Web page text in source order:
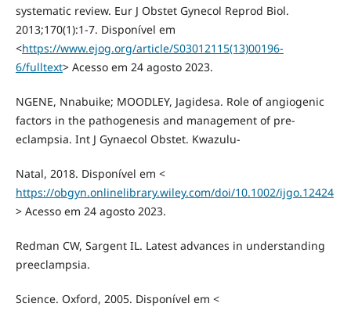
systematic review. Eur J Obstet Gynecol Reprod Biol.
2013;170(1):1-7. Disponível em
<https://www.ejog.org/article/S03012115(13)00196-
6/fulltext> Acesso em 24 agosto 2023.
NGENE, Nnabuike; MOODLEY, Jagidesa. Role of angiogenic
factors in the pathogenesis and management of pre-
eclampsia. Int J Gynaecol Obstet. Kwazulu-
Natal, 2018. Disponível em <
https://obgyn.onlinelibrary.wiley.com/doi/10.1002/ijgo.12424
> Acesso em 24 agosto 2023.
Redman CW, Sargent IL. Latest advances in understanding
preeclampsia.
Science. Oxford, 2005. Disponível em <